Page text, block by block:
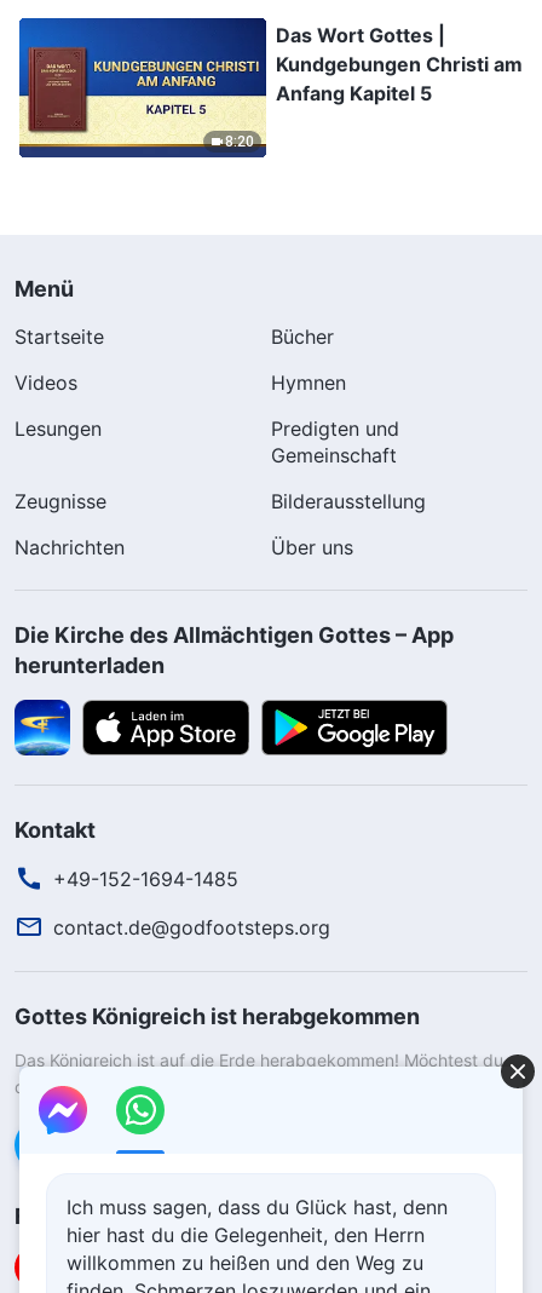
3) (Abschnitt Vier)
8:20
Das Wort Gottes |
Kundgebungen Christi am
Anfang Kapitel 5
Menü
Startseite
Bücher
Videos
Hymnen
Lesungen
Predigten und
Gemeinschaft
Zeugnisse
Bilderausstellung
Nachrichten
Über uns
Die Kirche des Allmächtigen Gottes – App
herunterladen
Kontakt
+49-152-1694-1485
contact.de@godfootsteps.org
Gottes Königreich ist herabgekommen
Das Königreich ist auf die Erde herabgekommen! Möchtest du
das Königreich Gottes betreten?
Kontaktiere uns über WhatsApp
Folge unsIch muss sagen, dass du Glück hast, denn
hier hast du die Gelegenheit, den Herrn
willkommen zu heißen und den Weg zu